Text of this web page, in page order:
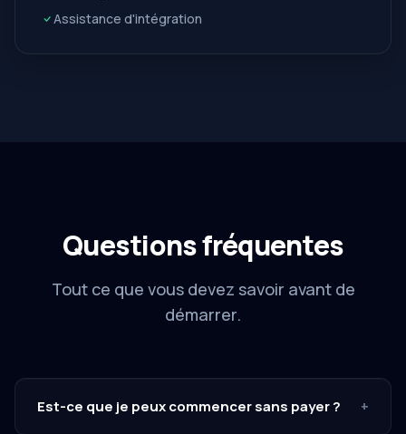
Assistance d'intégration
Questions fréquentes
Tout ce que vous devez savoir avant de
démarrer.
Est-ce que je peux commencer sans payer ? +